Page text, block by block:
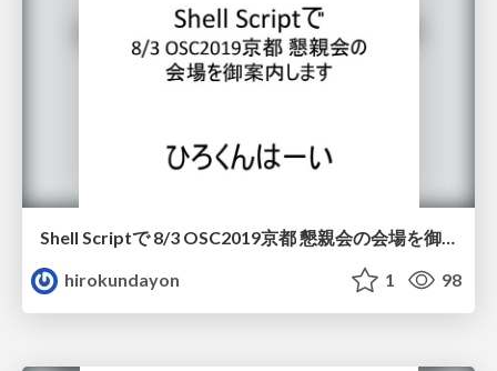
Shell Scriptで 8/3 OSC2019京都 懇親会の会場を御案内します
hirokundayon
1 98